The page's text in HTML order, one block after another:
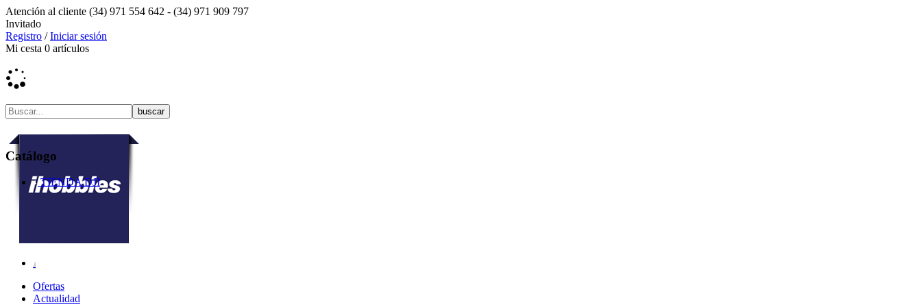
Atención al cliente (34) 971 554 642 - (34) 971 909 797
Invitado
Registro /Iniciar sesión
Mi cesta 0 artículos
Ofertas
Actualidad
Catálogo
TIENDA DJI